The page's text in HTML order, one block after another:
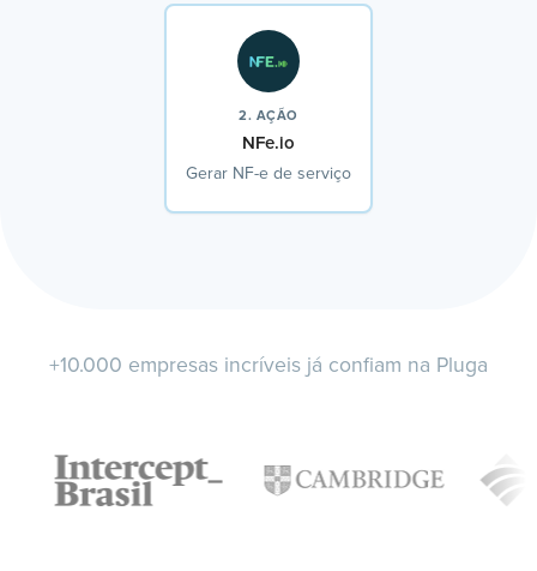
2. AÇÃO
NFe.io
Gerar NF-e de serviço
+10.000 empresas incríveis já confiam na Pluga